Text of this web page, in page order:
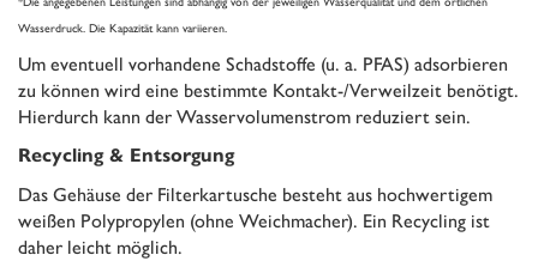
Wasserdruck. Die Kapazität kann variieren.
Um eventuell vorhandene Schadstoffe (u. a. PFAS) adsorbieren
zu können wird eine bestimmte Kontakt-/Verweilzeit benötigt.
Hierdurch kann der Wasservolumenstrom reduziert sein.
Recycling & Entsorgung
Das Gehäuse der Filterkartusche besteht aus hochwertigem
weißen Polypropylen (ohne Weichmacher). Ein Recycling ist
daher leicht möglich.